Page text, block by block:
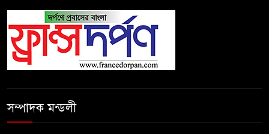
সম্পাদক মন্ডলী